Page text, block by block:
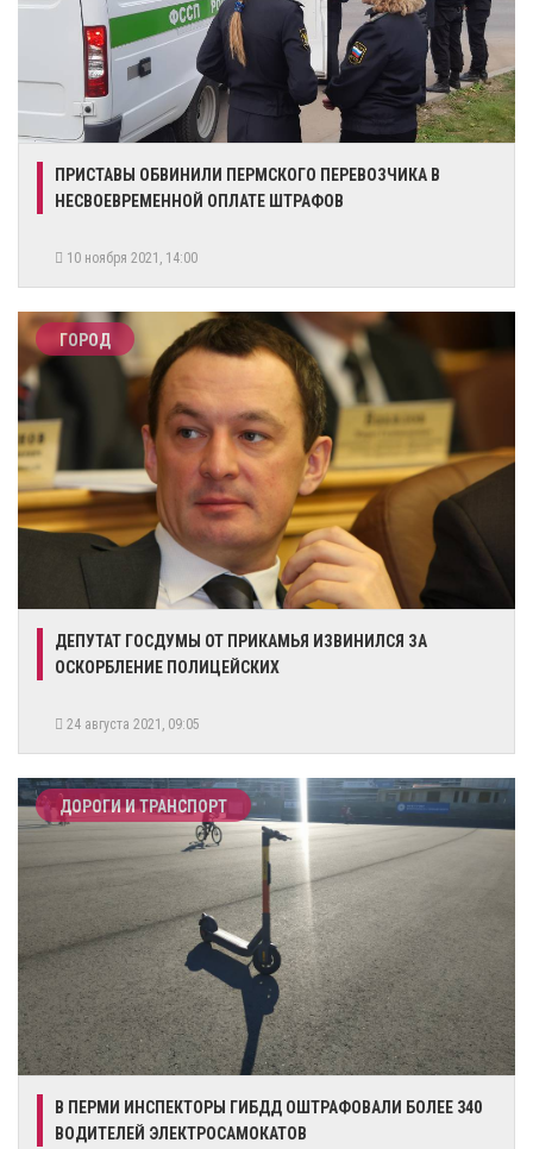
ПРИСТАВЫ ОБВИНИЛИ ПЕРМСКОГО ПЕРЕВОЗЧИКА В
НЕСВОЕВРЕМЕННОЙ ОПЛАТЕ ШТРАФОВ
10 ноября 2021, 14:00
ГОРОД
ДЕПУТАТ ГОСДУМЫ ОТ ПРИКАМЬЯ ИЗВИНИЛСЯ ЗА
ОСКОРБЛЕНИЕ ПОЛИЦЕЙСКИХ
24 августа 2021, 09:05
ДОРОГИ И ТРАНСПОРТ
В ПЕРМИ ИНСПЕКТОРЫ ГИБДД ОШТРАФОВАЛИ БОЛЕЕ 340
ВОДИТЕЛЕЙ ЭЛЕКТРОСАМОКАТОВ